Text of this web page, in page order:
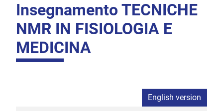
Insegnamento TECNICHE
NMR IN FISIOLOGIA E
MEDICINA
English version